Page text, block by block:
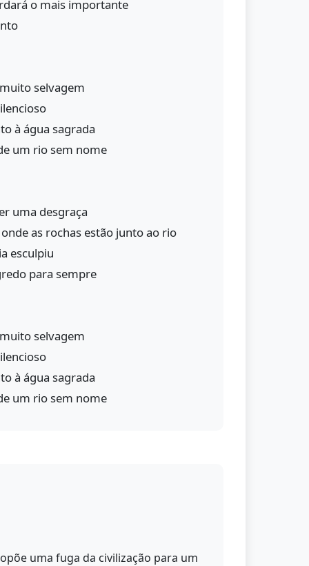
o mais importante
selvagem
à água sagrada
um rio sem nome
uma desgraça
as rochas estão junto ao rio
esculpiu
para sempre
selvagem
à água sagrada
um rio sem nome
uma fuga da civilização para um